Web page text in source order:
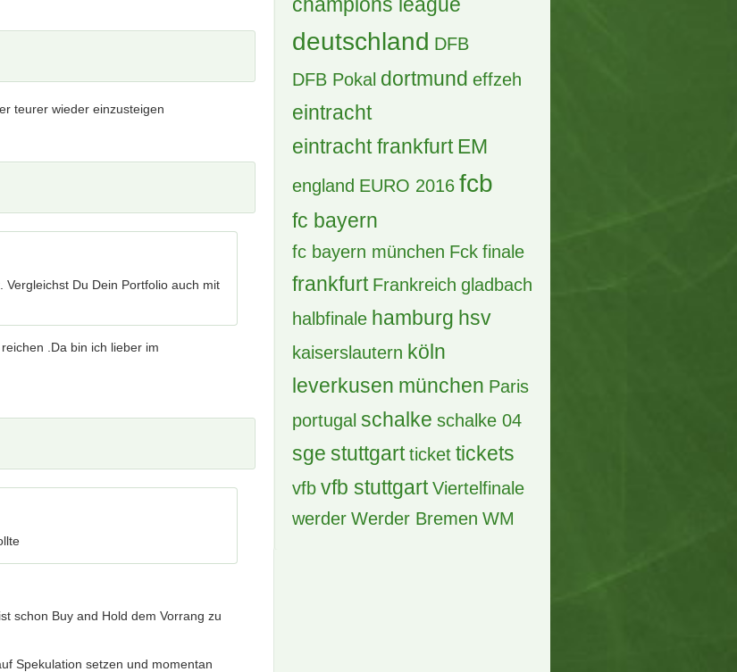
teurer wieder einzusteigen
Du Dein Portfolio auch mit
.Da bin ich lieber im
schon Buy and Hold dem Vorrang zu
Spekulation setzen und momentan
(B) 2 x Finale Herren Hockey WM
2 Antworten, 91 Zugriffe, Vor 20 Stunden
Laber - Luxemburg Cup 2027
Tags
achtelfinale allianz arena
bayern berlin
Borussia Dortmund
bremen bundesliga bvb
BVB Borussia Dortmund
champions league
deutschland
eintracht
eintracht frankfurt
EM